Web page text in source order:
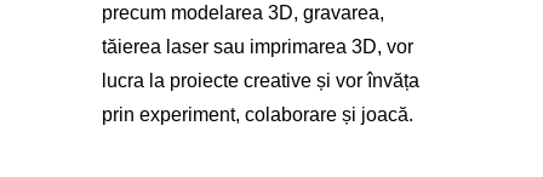
precum modelarea 3D, gravarea,
tăierea laser sau imprimarea 3D, vor
lucra la proiecte creative și vor învăța
prin experiment, colaborare și joacă.